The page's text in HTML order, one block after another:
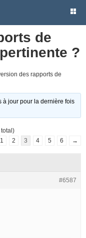
de
?
des rapports de
à jour pour la dernière fois
1 2 3 4 5 6 →
#6587